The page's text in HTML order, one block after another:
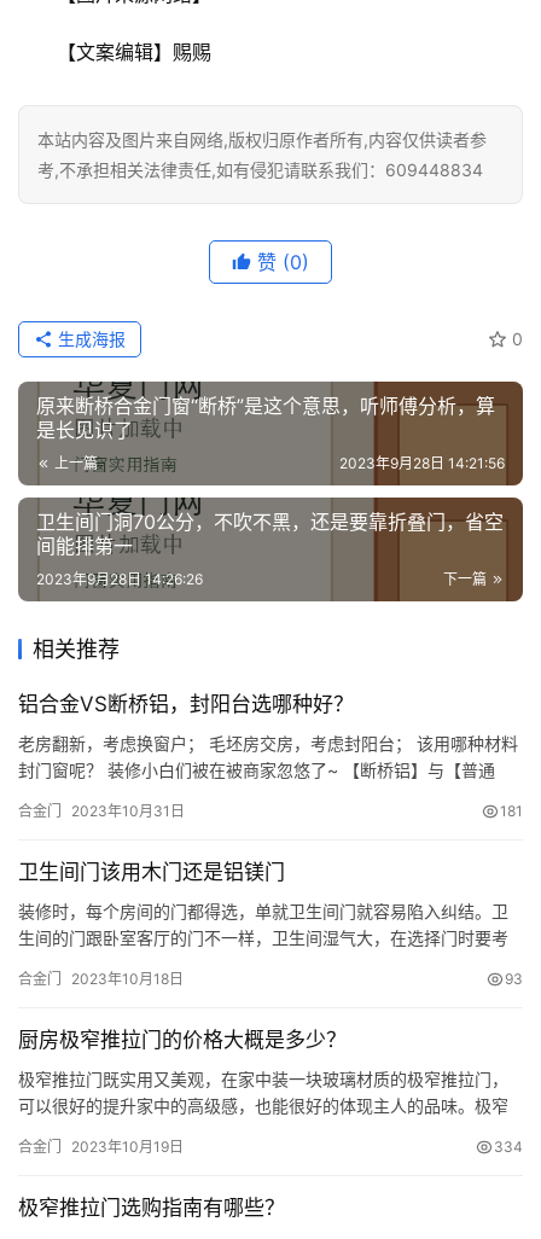
【文案编辑】赐赐
本站内容及图片来自网络,版权归原作者所有,内容仅供读者参
考,不承担相关法律责任,如有侵犯请联系我们：609448834
赞 (0)
0
生成海报
原来断桥合金门窗“断桥”是这个意思，听师傅分析，算
是长见识了
上一篇 2023年9月28日 14:21:56
卫生间门洞70公分，不吹不黑，还是要靠折叠门，省空
间能排第一
下一篇
2023年9月28日 14:26:26
相关推荐
铝合金VS断桥铝，封阳台选哪种好？
老房翻新，考虑换窗户； 毛坯房交房，考虑封阳台； 该用哪种材料
封门窗呢？ 装修小白们被在被商家忽悠了~ 【断桥铝】与【普通
验，教您门窗升级的材料如何选~ 1、首先咨询物业 一：换窗户是否
阳台物业是否允许，尤其是新小区，也可以现在业主群里…
合金门 2023年10月31日 181
卫生间门该用木门还是铝镁门
装修时，每个房间的门都得选，单就卫生间门就容易陷入纠结。卫
生间的门跟卧室客厅的门不一样，卫生间湿气大，在选择门时要考
其实合金门和木门都有它们的好处，但论哪一种最好，还是要先考
便宜，寿命久。但就是铝合金门不够好看，选择空间很小，家装不
够显档次…
合金门 2023年10月18日 93
厨房极窄推拉门的价格大概是多少？
极窄推拉门既实用又美观，在家中装一块玻璃材质的极窄推拉门，
可以很好的提升家中的高级感，也能很好的体现主人的品味。极窄
厨房极窄推拉门的价格是多少？ 首先得看品牌，在不同品牌之间，
料，材料越好，当然价格就会越高；三是尺寸，毫无疑问，安装尺
合金门 2023年10月19日 334
极窄推拉门选购指南有哪些？